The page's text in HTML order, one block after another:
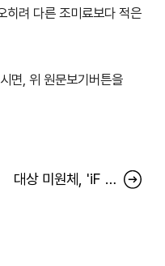
려 다른 조미료보다 적은
면, 위 원문보기버튼을
대상 미원체, 'iF 디자인 어워드 2023' 커뮤니케이션 부문 수상